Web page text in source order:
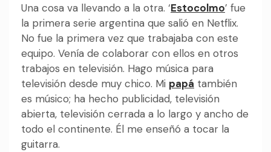
Una cosa va llevando a la otra. ‘Estocolmo’ fue
la primera serie argentina que salió en Netflix.
No fue la primera vez que trabajaba con este
equipo. Venía de colaborar con ellos en otros
trabajos en televisión. Hago música para
televisión desde muy chico. Mi papá también
es músico; ha hecho publicidad, televisión
abierta, televisión cerrada a lo largo y ancho de
todo el continente. Él me enseñó a tocar la
guitarra.